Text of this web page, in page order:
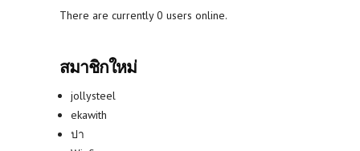
There are currently 0 users online.
สมาชิกใหม่
jollysteel
ekawith
ปา